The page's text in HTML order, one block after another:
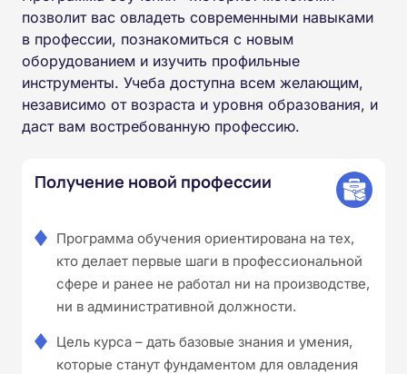
позволит вас овладеть современными навыками
в профессии, познакомиться с новым
оборудованием и изучить профильные
инструменты. Учеба доступна всем желающим,
независимо от возраста и уровня образования, и
даст вам востребованную профессию.
Получение новой профессии
Программа обучения ориентирована на тех,
кто делает первые шаги в профессиональной
сфере и ранее не работал ни на производстве,
ни в административной должности.
Цель курса – дать базовые знания и умения,
которые станут фундаментом для овладения